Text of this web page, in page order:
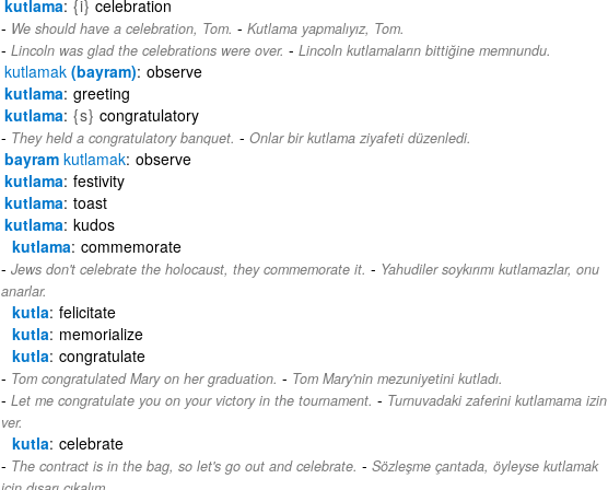
kutlama {i} celebration
We should have a celebration, Tom. - Kutlama yapmalıyız, Tom.
Lincoln was glad the celebrations were over. - Lincoln kutlamaların bittiğine memnundu.
kutlamak(bayram) observe
kutlama greeting
kutlama {s} congratulatory
They held a congratulatory banquet. - Onlar bir kutlama ziyafeti düzenledi.
bayram kutlamak observe
kutlama festivity
kutlama toast
kutlama kudos
kutlama commemorate
Jews don't celebrate the holocaust, they commemorate it. - Yahudiler soykırımı kutlamazlar, onu
anarlar.
kutla felicitate
kutla memorialize
kutla congratulate
Tom congratulated Mary on her graduation. - Tom Mary'nin mezuniyetini kutladı.
Let me congratulate you on your victory in the tournament. - Turnuvadaki zaferini kutlamama izin
ver.
kutla celebrate
The contract is in the bag, so let's go out and celebrate. - Sözleşme çantada, öyleyse kutlamak